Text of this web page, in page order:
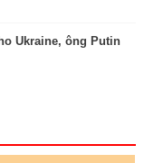
Ukraine, ông Putin